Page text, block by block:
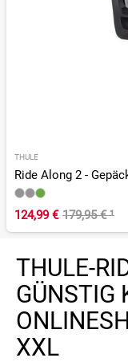
THULE
Ride Along 2 -
124,99 € 179,95 €¹
THULE-
GÜNSTIG
XXL